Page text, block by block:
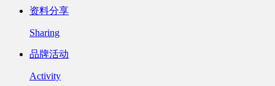
资料分享
Sharing
品牌活动
Activity